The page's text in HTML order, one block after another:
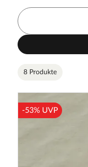
8 Produkte
-53% UVP